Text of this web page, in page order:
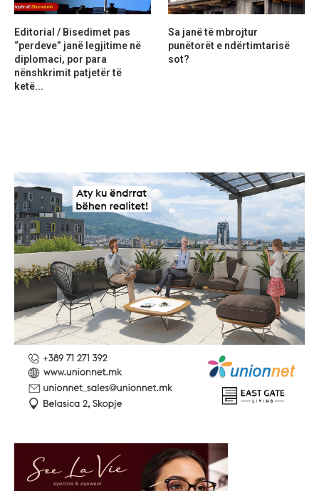
Editorial / Bisedimet pas
“perdeve” janë legjitime në
diplomaci, por para
nënshkrimit patjetër të
ketë...
Sa janë të mbrojtur
punëtorët e ndërtimtarisë
sot?